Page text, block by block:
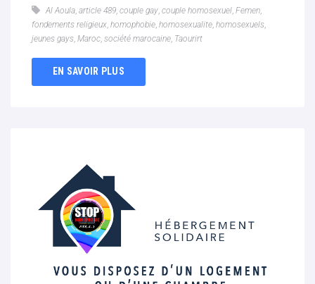
Al Aoula article 489 couple gay couple homosexuel Femen
fondements religieux homophobie homosexualite homosexuels
jeunes gays Maroc société marocaine Taourirt
EN SAVOIR PLUS